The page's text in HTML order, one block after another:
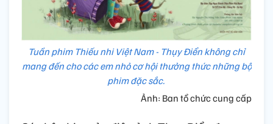
Tuần phim Thiếu nhi Việt Nam - Thụy Điển không chỉ
mang đến cho các em nhỏ cơ hội thưởng thức những bộ
phim đặc sắc.
Ảnh: Ban tổ chức cung cấp